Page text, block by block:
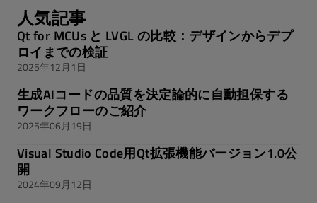
人気記事
Qt for MCUs と LVGL の比較：デザインからデプ
ロイまでの検証
2025年12月1日
生成AIコードの品質を決定論的に自動担保する
ワークフローのご紹介
2025年06月19日
Visual Studio Code用Qt拡張機能バージョン1.0公
開
2024年09月12日